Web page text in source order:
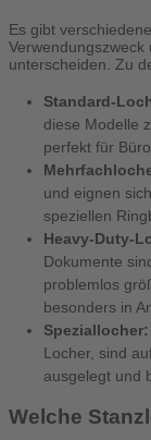
Es gibt
unterscheiden. Zu
Standard-
diese Modelle
perfekt für
und eignen
speziellen
Heavy-Duty-
Dokumente
problemlos
besonders in
Speziallocher:
Locher, sind
ausgelegt und
Welche